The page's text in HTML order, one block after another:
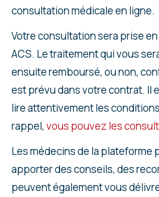
consultation médicale en ligne.
Votre consultation sera prise en
ACS. Le traitement qui vous
ensuite remboursé, ou non,
est prévu dans votre contrat. Il
lire attentivement les
rappel, vous pouvez les
Les médecins de la plateforme
apporter des conseils, des
peuvent également vous